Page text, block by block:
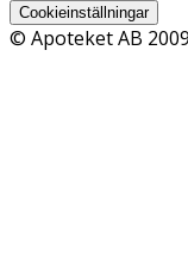
Cookieinställningar
© Apoteket AB